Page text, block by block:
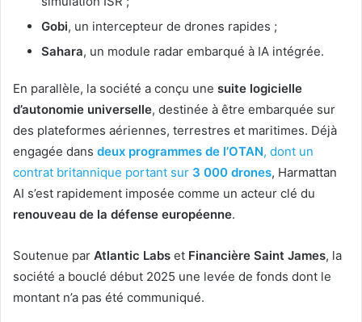
Gobi, un intercepteur de drones rapides ;
Sahara, un module radar embarqué à IA intégrée.
En parallèle, la société a conçu une suite logicielle
d’autonomie universelle, destinée à être embarquée sur
des plateformes aériennes, terrestres et maritimes. Déjà
engagée dans deux programmes de l’OTAN, dont un
contrat britannique portant sur 3 000 drones, Harmattan
AI s’est rapidement imposée comme un acteur clé du
renouveau de la défense européenne.
Soutenue par Atlantic Labs et Financière Saint James, la
société a bouclé début 2025 une levée de fonds dont le
montant n’a pas été communiqué.